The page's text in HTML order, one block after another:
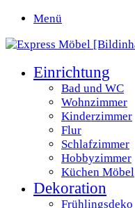
Menü
Einrichtung
Bad und WC
Wohnzimmer
Kinderzimmer
Flur
Schlafzimmer
Hobbyzimmer
Küchen Möbel
Dekoration
Frühlingsdeko